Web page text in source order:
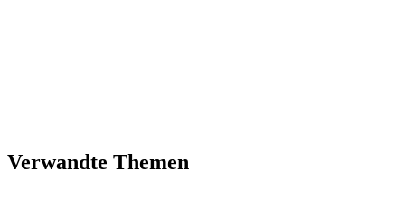
Verwandte Themen